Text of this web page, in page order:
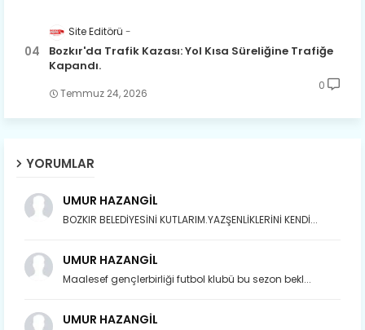
Site Editörü
Bozkır'da Trafik Kazası: Yol Kısa Süreliğine Trafiğe
Kapandı.
Temmuz 24, 2026
0
YORUMLAR
UMUR HAZANGİL
BOZKIR BELEDİYESİNİ KUTLARIM.YAZŞENLİKLERİNİ KENDİ...
UMUR HAZANGİL
Maalesef gençlerbirliği futbol klubü bu sezon bekl...
UMUR HAZANGİL